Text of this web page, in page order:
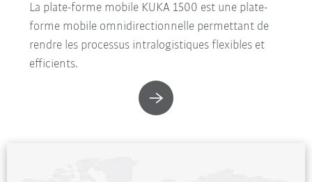
La plate-forme mobile KUKA 1500 est une plate-
forme mobile omnidirectionnelle permettant de
rendre les processus intralogistiques flexibles et
efficients.